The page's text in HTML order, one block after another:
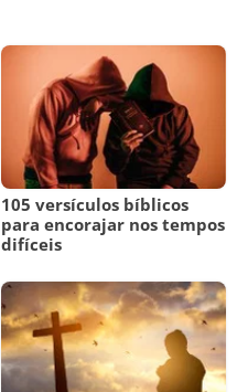
105 versículos bíblicos
para encorajar nos tempos
difíceis